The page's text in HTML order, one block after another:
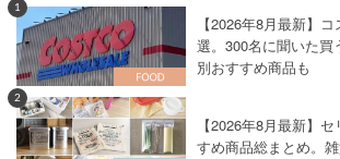
1
【2026年8月最新】
選。300名に聞いた買
別おすすめ商品も
2
【2026年8月最新】
すめ商品総まとめ。